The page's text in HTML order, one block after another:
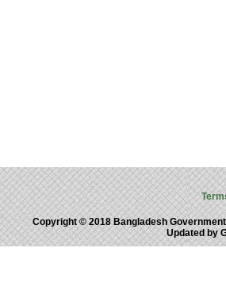
Copyright © 2018 Bangladesh
Updated by